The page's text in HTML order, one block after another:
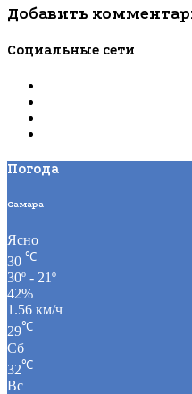
Добавить
Социальные сети
Погода
Самара
Ясно
30 ℃
30º - 21º
42%
1.56 км/ч
29℃
Сб
32℃
Вс